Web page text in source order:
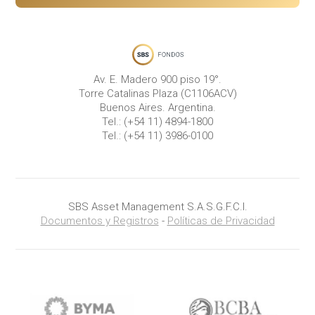
Av. E. Madero 900 piso 19°.
Torre Catalinas Plaza (C1106ACV)
Buenos Aires. Argentina.
Tel.: (+54 11) 4894-1800
Tel.: (+54 11) 3986-0100
SBS Asset Management S.A.S.G.F.C.I.
Documentos y Registros - Políticas de Privacidad